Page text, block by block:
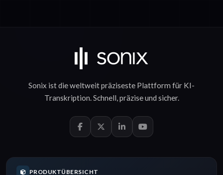
Sonix ist die weltweit präziseste Plattform für KI-
Transkription.Schnell,präziseund sicher.
PRODUKTÜBERSICHT